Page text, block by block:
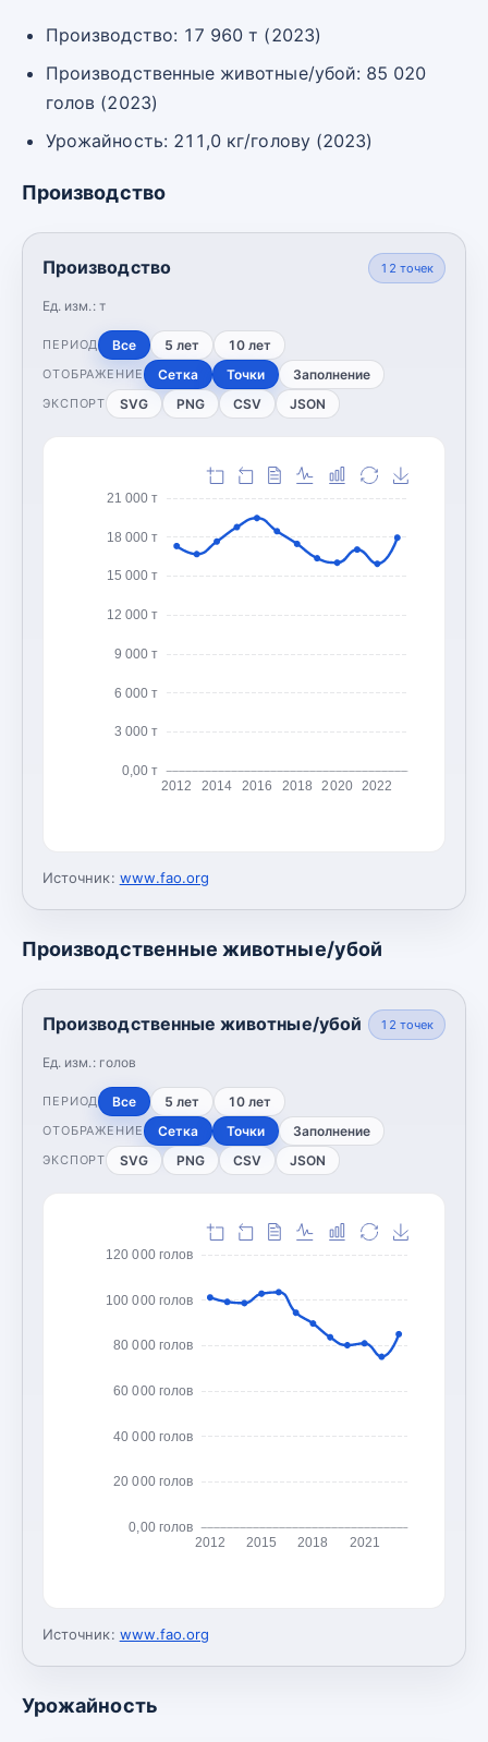
Производство: 17 960 т (2023)
Производственные животные/убой: 85 020
голов (2023)
Урожайность: 211,0 кг/голову (2023)
Производство
Производство
Ед. изм.: т
12 точек
ПЕРИОД Все 5 лет 10 лет
ОТОБРАЖЕНИЕ Сетка Точки Заполнение
ЭКСПОРТ SVG PNG CSV JSON
0,00 т
3 000 т
6 000 т
9 000 т
12 000 т
15 000 т
18 000 т
21 000 т
2012 2014 2016 2018 2020 2022
Источник: www.fao.org
Производственные животные/убой
Производственные животные/убой
Ед. изм.: голов
12 точек
ПЕРИОД Все 5 лет 10 лет
ОТОБРАЖЕНИЕ Сетка Точки Заполнение
ЭКСПОРТ SVG PNG CSV JSON
0,00 голов
20 000 голов
40 000 голов
60 000 голов
80 000 голов
100 000 голов
120 000 голов
2012 2015 2018 2021
Источник: www.fao.org
Урожайность